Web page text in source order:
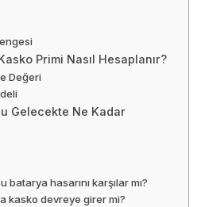
Primi Nasıl Hesaplanır?
Değeri
Gelecekte Ne Kadar
hasarını karşılar mı?
kasko devreye girer mi?